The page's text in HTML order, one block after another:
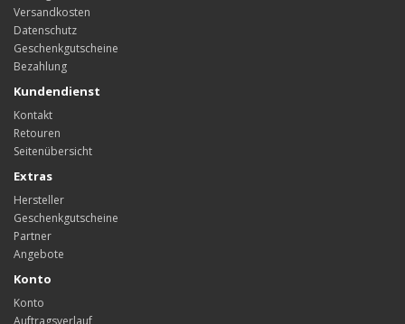
Versandkosten
Datenschutz
Geschenkgutscheine
Bezahlung
Kundendienst
Kontakt
Retouren
Seitenübersicht
Extras
Hersteller
Geschenkgutscheine
Partner
Angebote
Konto
Konto
Auftragsverlauf